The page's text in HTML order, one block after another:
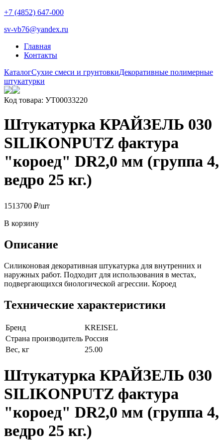
+7 (4852) 647-000
sv-vb76@yandex.ru
Главная
Контакты
КаталогСухие смеси и грунтовкиДекоративные полимерные
штукатурки
Код товара: УТ00033220
Штукатурка КРАЙЗЕЛЬ 030
SILIKONPUTZ фактура
"короед" DR2,0 мм (группа 4,
ведро 25 кг.)
1513700 ₽/шт
В корзину
Описание
Силиконовая декоративная штукатурка для внутренних и
наружных работ. Подходит для использования в местах,
подвергающихся биологической агрессии. Короед
Технические характеристики
Бренд
KREISEL
Страна производитель Россия
Вес, кг
25.00
Штукатурка КРАЙЗЕЛЬ 030
SILIKONPUTZ фактура
"короед" DR2,0 мм (группа 4,
ведро 25 кг.)